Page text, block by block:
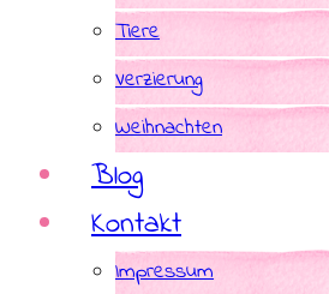
Tiere
Verzierung
Weihnachten
Blog
Kontakt
Impressum